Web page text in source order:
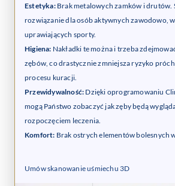
Estetyka:Brak metalowych zamków i drutów.
rozwiązanie dla osób aktywnych zawodowo,
uprawiających sporty.
Higiena: Nakładki te można i trzeba
zębów, co drastycznie zmniejsza ryzyko
procesu kuracji.
Przewidywalność: Dzięki oprogramowaniu
mogą Państwo zobaczyć jak zęby będą
rozpoczęciem leczenia.
Komfort: Brak ostrych elementów bolesnych
Umów skanowanie uśmiechu 3D